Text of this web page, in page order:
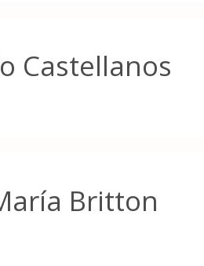
Castellanos
Britton